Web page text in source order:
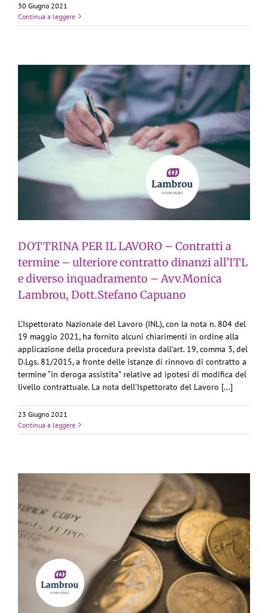
30 Giugno 2021
Continua a leggere
DOTTRINA PER IL LAVORO – Contratti a
termine – ulteriore contratto dinanzi all’ITL
e diverso inquadramento – Avv.Monica
Lambrou, Dott.Stefano Capuano
L’Ispettorato Nazionale del Lavoro (INL), con la nota n. 804 del
19 maggio 2021, ha fornito alcuni chiarimenti in ordine alla
applicazione della procedura prevista dall’art. 19, comma 3, del
D.Lgs. 81/2015, a fronte delle istanze di rinnovo di contratto a
termine “in deroga assistita” relative ad ipotesi di modifica del
livello contrattuale. La nota dell’Ispettorato del Lavoro [...]
23 Giugno 2021
Continua a leggere